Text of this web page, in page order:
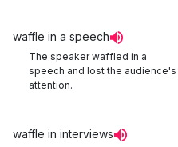
waffle in a speech
The speaker waffled in a
speech and lost the audience's
attention.
waffle in interviews